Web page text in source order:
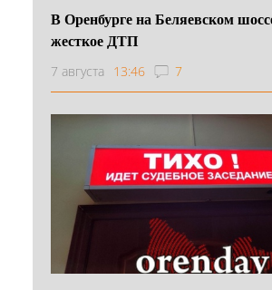
В Оренбурге на Беляевском
жесткое ДТП
7 августа 13:46 7